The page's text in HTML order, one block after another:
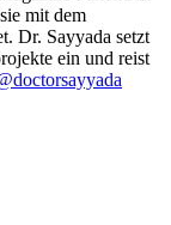
mit dem
Dr. Sayyada setzt
ein und reist